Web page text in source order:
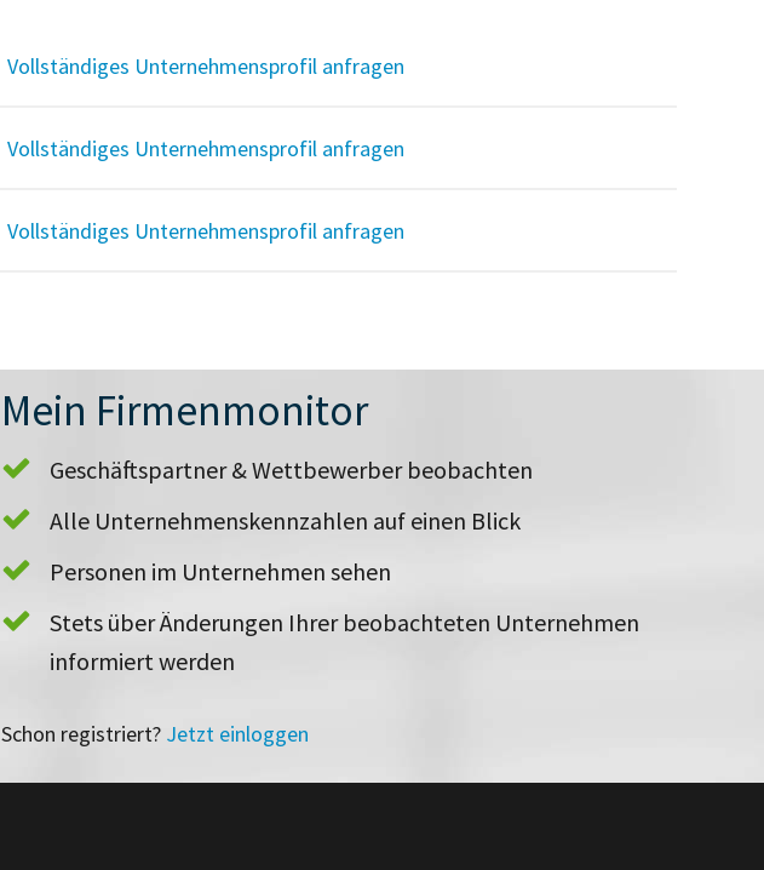
Vollständiges Unternehmensprofil anfragen
Vollständiges Unternehmensprofil anfragen
Vollständiges Unternehmensprofil anfragen
Mein Firmenmonitor
Geschäftspartner & Wettbewerber beobachten
Alle Unternehmenskennzahlen auf einen Blick
Personen im Unternehmen sehen
Stets über Änderungen Ihrer beobachteten Unternehmen
informiert werden
Schon registriert? Jetzt einloggen